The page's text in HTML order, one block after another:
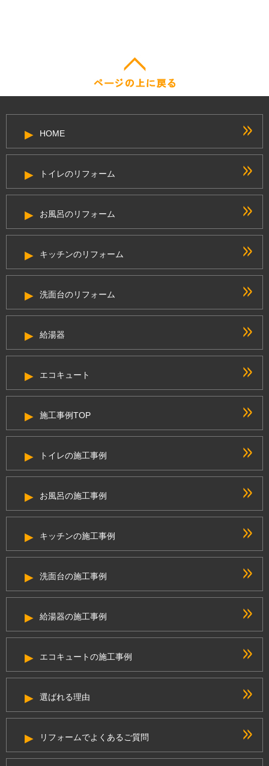
HOME
トイレのリフォーム
お風呂のリフォーム
キッチンのリフォーム
洗面台のリフォーム
給湯器
エコキュート
施工事例TOP
トイレの施工事例
お風呂の施工事例
キッチンの施工事例
洗面台の施工事例
給湯器の施工事例
エコキュートの施工事例
選ばれる理由
リフォームでよくあるご質問